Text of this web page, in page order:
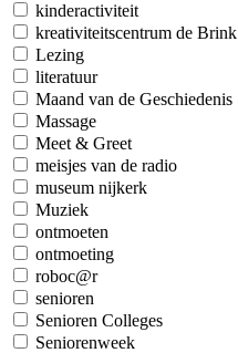
kinderactiviteit
kreativiteitscentrum de Brink
Lezing
literatuur
Maand van de Geschiedenis
Massage
Meet & Greet
meisjes van de radio
museum nijkerk
Muziek
ontmoeten
ontmoeting
roboc@r
senioren
Senioren Colleges
Seniorenweek